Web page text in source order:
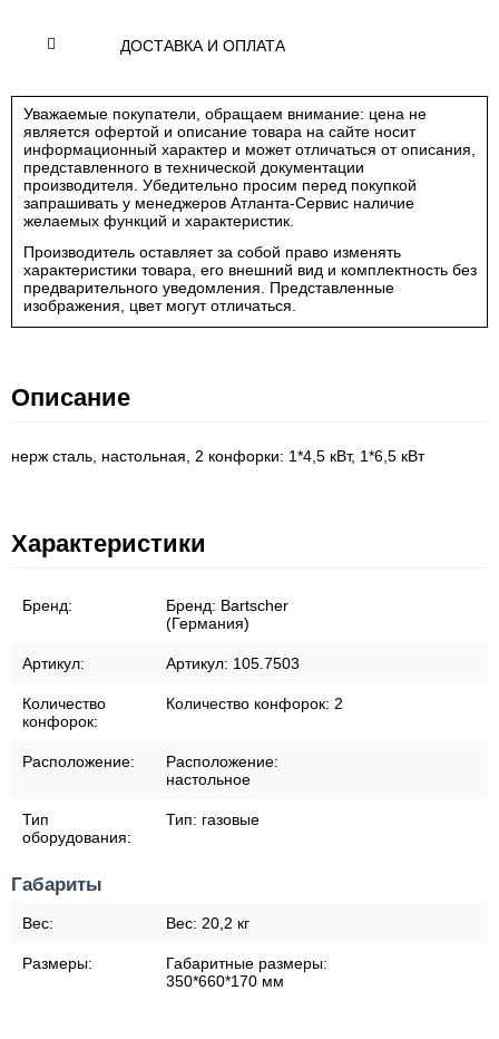
ДОСТАВКА И ОПЛАТА
Уважаемые покупатели, обращаем внимание: цена не
является офертой и описание товара на сайте носит
информационный характер и может отличаться от описания,
представленного в технической документации
производителя. Убедительно просим перед покупкой
запрашивать у менеджеров Атланта-Сервис наличие
желаемых функций и характеристик.
Производитель оставляет за собой право изменять
характеристики товара, его внешний вид и комплектность без
предварительного уведомления. Представленные
изображения, цвет могут отличаться.
Описание
нерж сталь, настольная, 2 конфорки: 1*4,5 кВт, 1*6,5 кВт
Характеристики
Бренд: Бренд: Bartscher
(Германия)
Артикул: Артикул: 105.7503
Количество
конфорок:
Количество конфорок: 2
Расположение:
Расположение:
настольное
Тип
оборудования:
Тип: газовые
Габариты
Вес: Вес: 20,2 кг
Размеры:
Габаритные размеры:
350*660*170 мм